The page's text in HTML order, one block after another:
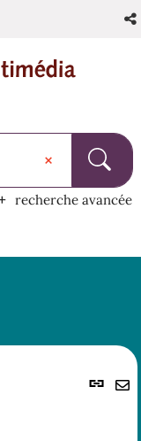
recherche avancée